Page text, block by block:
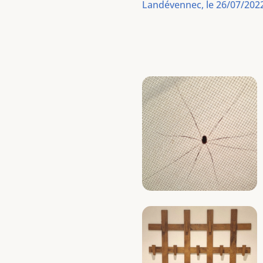
Landévennec, le 26/07/